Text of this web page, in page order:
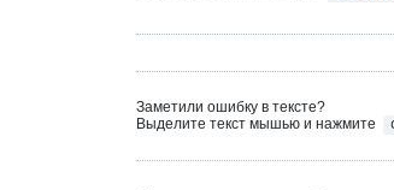
Заметили ошибку в тексте?
Выделите текст мышью и нажмите